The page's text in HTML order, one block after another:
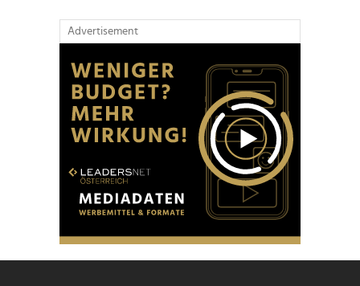
Advertisement